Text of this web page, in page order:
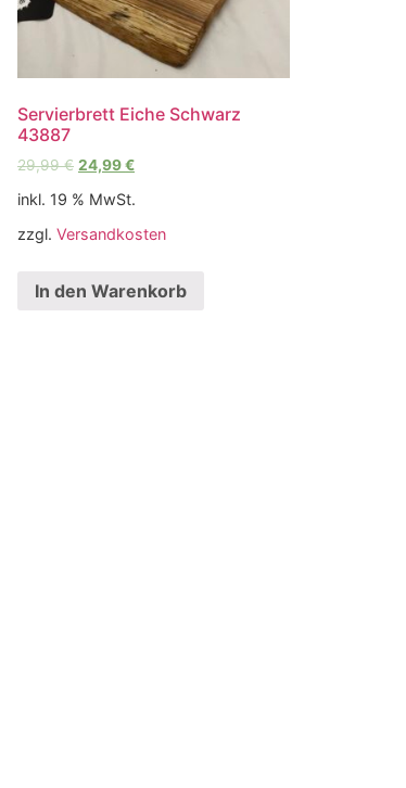
Servierbrett Eiche Schwarz
43887
29,99€ 24,99€
inkl. 19 % MwSt.
zzgl.Versandkosten
In den Warenkorb